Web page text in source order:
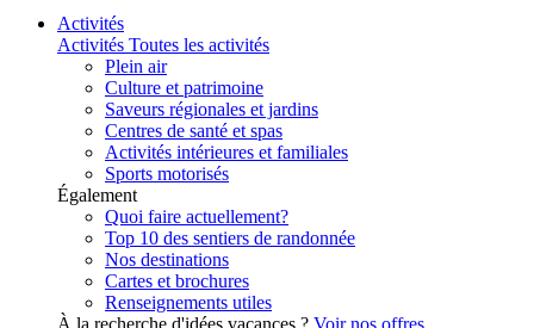
Activités
Activités Toutes les activités
Plein air
Culture et patrimoine
Saveurs régionales et jardins
Centres de santé et spas
Activités intérieures et familiales
Sports motorisés
Également
Quoi faire actuellement?
Top 10 des sentiers de randonnée
Nos destinations
Cartes et brochures
Renseignements utiles
À la recherche d'idées vacances ? Voir nos offres